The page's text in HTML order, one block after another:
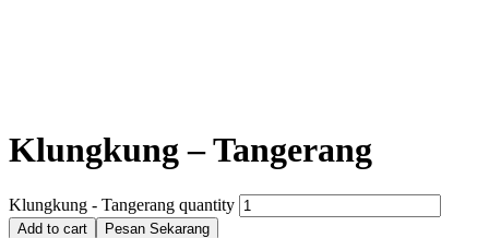
Klungkung – Tangerang
Klungkung - Tangerang quantity
Add to cart Pesan Sekarang